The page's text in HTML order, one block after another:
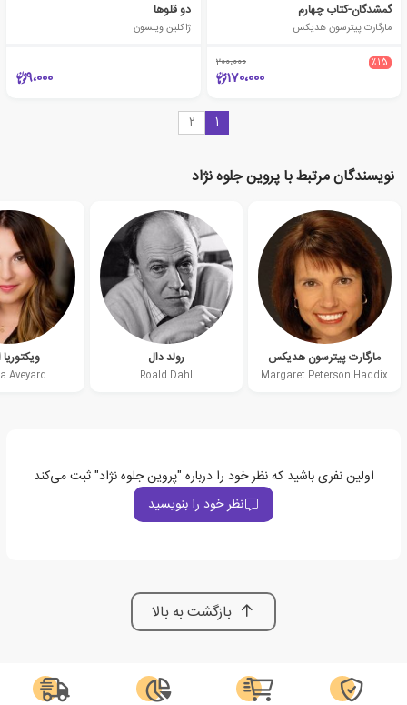
گمشدگان-کتاب چهارم
مارگارت پیترسون هدیکس
٪15 200،000
170،000
دو قلوها
ژاکلین ویلسون
9،000
1
2
نویسندگان مرتبط با پروین جلوه نژاد
مارگارت پیترسون هدیکس
Margaret Peterson Haddix
رولد دال
Roald Dahl
ویکتوریا
Aveyard
اولین نفری باشید که نظر خود را درباره "پروین جلوه نژاد" ثبت می‌کند
نظر خود را بنویسید
بازگشت به بالا